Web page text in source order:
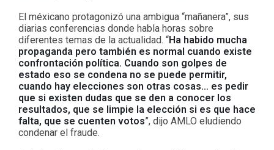
El méxicano protagonizó una ambigua “mañanera”, sus
diarias conferencias donde habla horas sobre
diferentes temas de la actualidad. “Ha habido mucha
propaganda pero también es normal cuando existe
confrontación política. Cuando son golpes de
estado eso se condena no se puede permitir,
cuando hay elecciones son otras cosas… es pedir
que si existen dudas que se den a conocer los
resultados, que se limpie la elección si es que hace
falta, que se cuenten votos”, dijo AMLO eludiendo
condenar el fraude.